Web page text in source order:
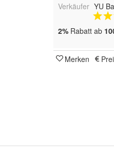
Verkäufer YU
2% Rabatt ab
Merken